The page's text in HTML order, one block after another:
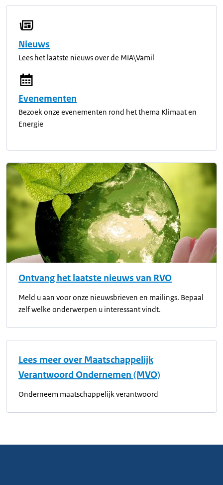
Nieuws
Lees het laatste nieuws over de MIA\Vamil
Evenementen
Bezoek onze evenementen rond het thema Klimaat en
Energie
Ontvang het laatste nieuws van RVO
Meld u aan voor onze nieuwsbrieven en mailings. Bepaal
zelf welke onderwerpen u interessant vindt.
Lees meer over Maatschappelijk
Verantwoord Ondernemen (MVO)
Onderneem maatschappelijk verantwoord